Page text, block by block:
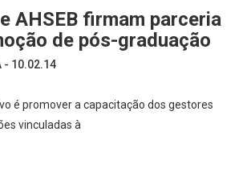
AHSEB firmam parceria
de pós-graduação
- 10.02.14
é promover a capacitação dos gestores
vinculadas à